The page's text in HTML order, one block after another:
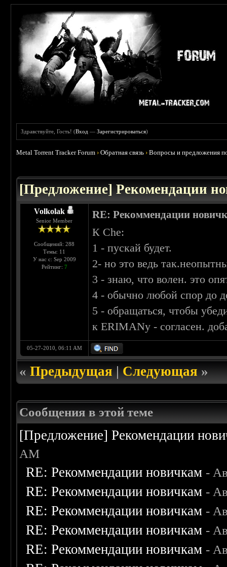
Здравствуйте, Гость! (Вход —Зарегистрироваться)
Metal Torrent Tracker Forum ›Обратная связь ›Вопросы и предложения
[Предложение] Рекомендации
Volkolak
Senior Member
Сообщений: 288
Темы: 11
У нас с: Sep 2009
Рейтинг: 7
RE: Рекоммендации
К Che:
1 - пускай будет.
2- но это ведь
3 - знаю, что волен. это
4 - обычно любой спор до
5 - обращаться, чтобы
к ERIMANу - согласен.
05-27-2010, 06:11 AM
«Предыдущая|Следующая»
Сообщения в этой теме
[Предложение] Рекомендации
AM
RE: Рекоммендации новичкам -
RE: Рекоммендации новичкам -
RE: Рекоммендации новичкам -
RE: Рекоммендации новичкам -
RE: Рекоммендации новичкам -